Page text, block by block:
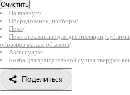
Очистить
На главную/
Оборудование, приборы/
Печи/
Печи стеклянные для дистилляции,
образцов малых объемов/
Аксессуары/
Колба для вращательной сушки твердых
Поделиться